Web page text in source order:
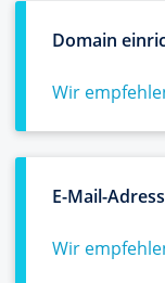
Domain
Wir
E-Mail-
Wir